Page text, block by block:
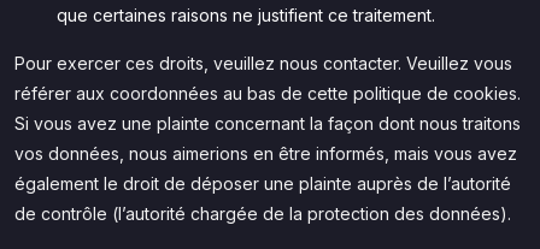
que certaines raisons ne justifient ce traitement.
Pour exercer ces droits, veuillez nous contacter. Veuillez vous
référer aux coordonnées au bas de cette politique de cookies.
Si vous avez une plainte concernant la façon dont nous traitons
vos données, nous aimerions en être informés, mais vous avez
également le droit de déposer une plainte auprès de l’autorité
de contrôle (l’autorité chargée de la protection des données).